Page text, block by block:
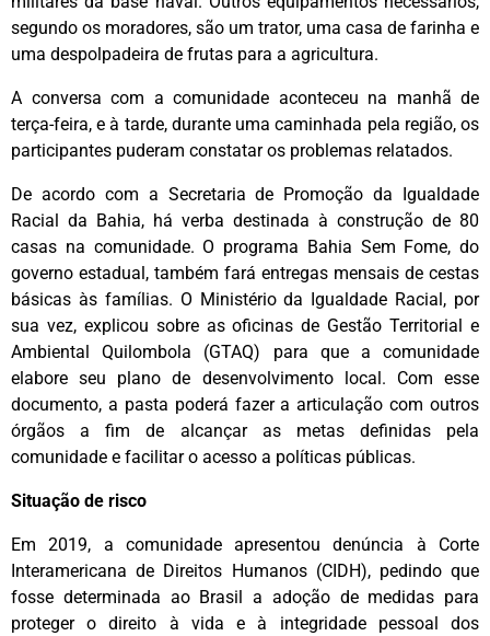
segundo os moradores, são um trator, uma casa de farinha e
uma despolpadeira de frutas para a agricultura.
A conversa com a comunidade aconteceu na manhã de
terça-feira, e à tarde, durante uma caminhada pela região, os
participantes puderam constatar os problemas relatados.
De acordo com a Secretaria de Promoção da Igualdade
Racial da Bahia, há verba destinada à construção de 80
casas na comunidade. O programa Bahia Sem Fome, do
governo estadual, também fará entregas mensais de cestas
básicas às famílias. O Ministério da Igualdade Racial, por
sua vez, explicou sobre as oficinas de Gestão Territorial e
Ambiental Quilombola (GTAQ) para que a comunidade
elabore seu plano de desenvolvimento local. Com esse
documento, a pasta poderá fazer a articulação com outros
órgãos a fim de alcançar as metas definidas pela
comunidade e facilitar o acesso a políticas públicas.
Situação de risco
Em 2019, a comunidade apresentou denúncia à Corte
Interamericana de Direitos Humanos (CIDH), pedindo que
fosse determinada ao Brasil a adoção de medidas para
proteger o direito à vida e à integridade pessoal dos